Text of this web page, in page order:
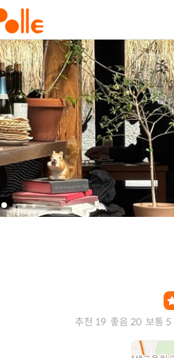
추천 19 좋음 20 보통 5